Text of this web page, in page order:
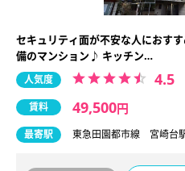
セキュリティ面が不安な人におす
備のマンション♪ キッチン…
人気度 4.5
賃料 49,500円
最寄駅 東急田園都市線 宮崎